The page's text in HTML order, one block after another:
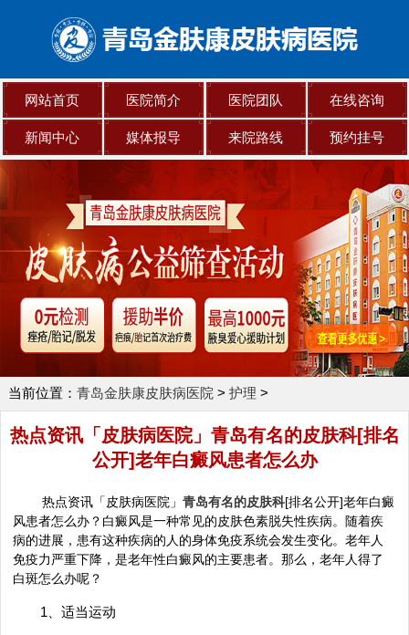
网站首页 医院简介 医院团队 在线咨询
新闻中心 媒体报导 来院路线 预约挂号
当前位置： 青岛金肤康皮肤病医院 > 护理 >
热点资讯「皮肤病医院」青岛有名的皮肤科[排名
公开]老年白癜风患者怎么办
热点资讯「皮肤病医院」青岛有名的皮肤科[排名公开]老年白癜
风患者怎么办？白癜风是一种常见的皮肤色素脱失性疾病。随着疾
病的进展，患有这种疾病的人的身体免疫系统会发生变化。老年人
免疫力严重下降，是老年性白癜风的主要患者。那么，老年人得了
白斑怎么办呢？
1、适当运动